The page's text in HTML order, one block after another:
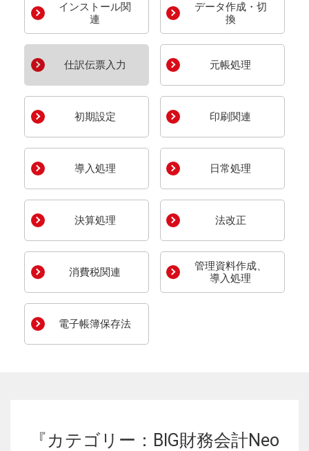
インストール関
連
データ作成・切
換
仕訳伝票入力 元帳処理
初期設定 印刷関連
導入処理 日常処理
決算処理 法改正
消費税関連
管理資料作成、
導入処理
電子帳簿保存法
『カテゴリー：BIG財務会計Neo